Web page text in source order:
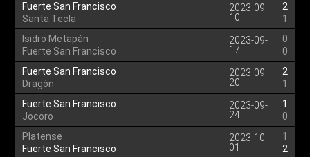
Fuerte San Francisco
Santa Tecla
2023-09-
10
2
1
Isidro Metapán
Fuerte San Francisco
2023-09-
17
0
0
Fuerte San Francisco
Dragón
2023-09-
20
2
1
Fuerte San Francisco
Jocoro
2023-09-
24
1
0
Platense
Fuerte San Francisco
2023-10-
01
1
2